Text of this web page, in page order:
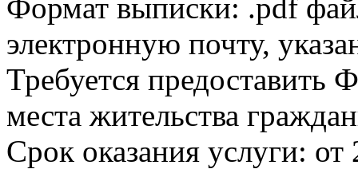
Формат выписки: .pdf
электронную почту,
Требуется
места жительства
Срок оказания услуги: от